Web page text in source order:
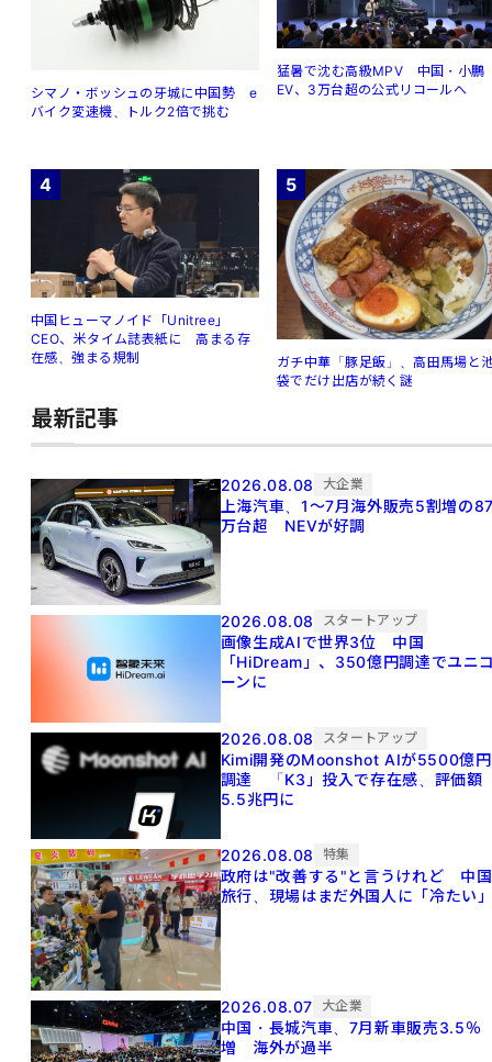
シマノ・ボッシュの牙城に中国勢 e
バイク変速機、トルク2倍で挑む
猛暑で沈む高級MPV 中国・小鵬
EV、3万台超の公式リコールへ
4
中国ヒューマノイド「Unitree」
CEO、米タイム誌表紙に 高まる存
在感、強まる規制
5
ガチ中華「豚足飯」、高田馬場と
袋でだけ出店が続く謎
最新記事
2026.08.08 大企業
上海汽車、1～7月海外販売5割増の
万台超 NEVが好調
2026.08.08 スタートアップ
画像生成AIで世界3位 中国
「HiDream」、350億円調達でユニ
ーンに
2026.08.08 スタートアップ
Kimi開発のMoonshot AIが5500億円
調達 「K3」投入で存在感、評価額
5.5兆円に
2026.08.08 特集
政府は"改善する"と言うけれど 中国
旅行、現場はまだ外国人に「冷たい
2026.08.07 大企業
中国・長城汽車、7月新車販売3.5％
増 海外が過半